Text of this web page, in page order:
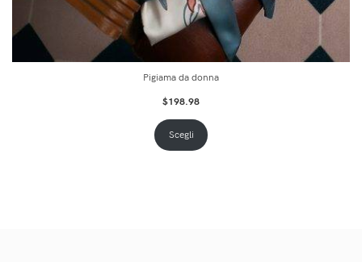
Pigiama da donna
$198.98
Scegli